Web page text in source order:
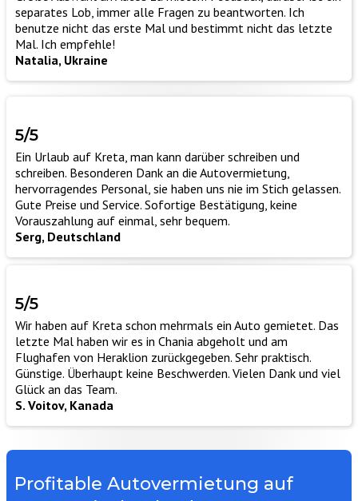
separates Lob, immer alle Fragen zu beantworten. Ich
benutze nicht das erste Mal und bestimmt nicht das letzte
Mal. Ich empfehle!
Natalia, Ukraine
5/5
Ein Urlaub auf Kreta, man kann darüber schreiben und
schreiben. Besonderen Dank an die Autovermietung,
hervorragendes Personal, sie haben uns nie im Stich gelassen.
Gute Preise und Service. Sofortige Bestätigung, keine
Vorauszahlung auf einmal, sehr bequem.
Serg, Deutschland
5/5
Wir haben auf Kreta schon mehrmals ein Auto gemietet. Das
letzte Mal haben wir es in Chania abgeholt und am
Flughafen von Heraklion zurückgegeben. Sehr praktisch.
Günstige. Überhaupt keine Beschwerden. Vielen Dank und viel
Glück an das Team.
S. Voitov, Kanada
Profitable Autovermietung auf